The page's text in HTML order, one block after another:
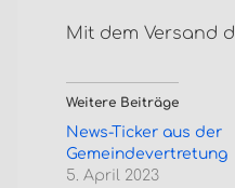
Mit dem Versand
Weitere Beiträge
News-Ticker aus der
Gemeindevertretung
5. April 2023